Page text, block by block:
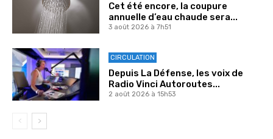
Cet été encore, la coupure
annuelle d’eau chaude sera...
3 août 2026 à 7h51
CIRCULATION
Depuis La Défense, les voix de
Radio Vinci Autoroutes...
2 août 2026 à 15h53